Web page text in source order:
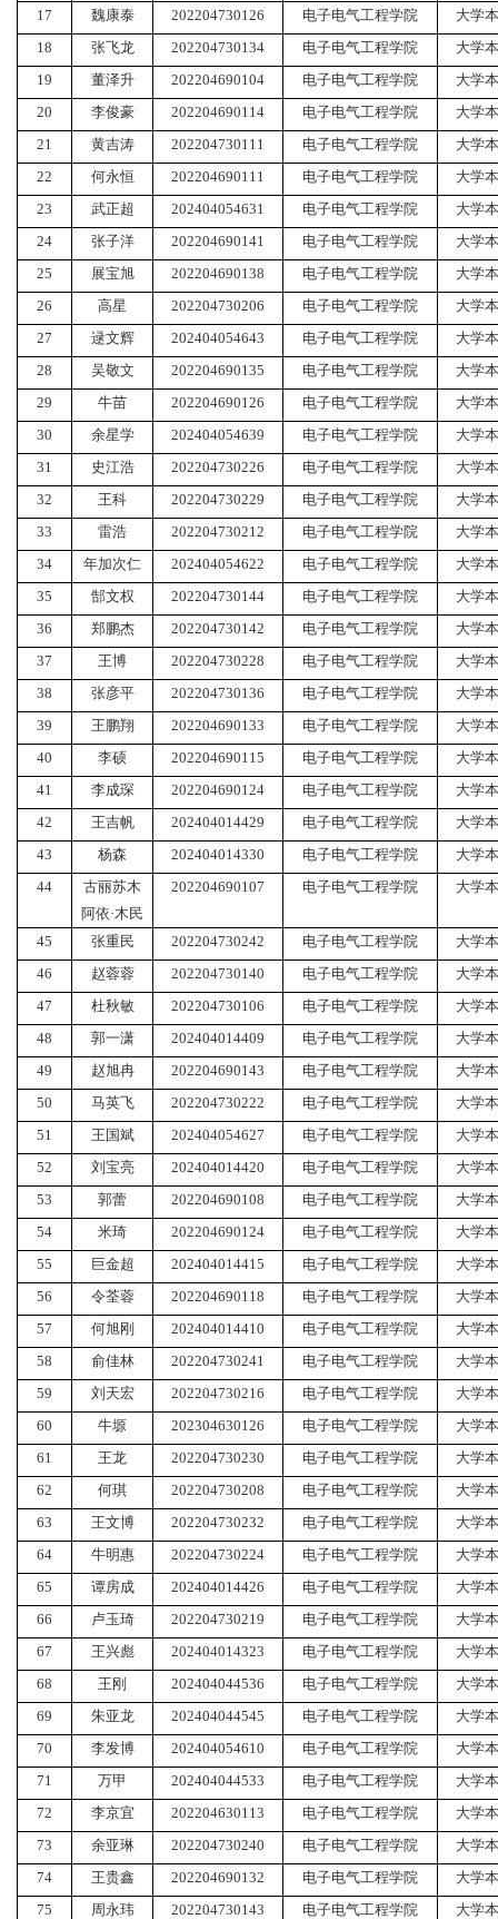
17
魏康泰 202204730126 电子电气工程学院
大学
18
张飞龙 202204730134 电子电气工程学院
大学
19
董泽升 202204690104 电子电气工程学院
大学
20
李俊豪 202204690114 电子电气工程学院
大学
21
黄吉涛 202204730111 电子电气工程学院
大学
22
何永恒 202204690111 电子电气工程学院
大学
23
武正超 202404054631 电子电气工程学院
大学
24
张子洋 202204690141 电子电气工程学院
大学
25
展宝旭 202204690138 电子电气工程学院
大学
26
高星 202204730206 电子电气工程学院
大学
27
逯文辉 202404054643 电子电气工程学院
大学
28
吴敬文 202204690135 电子电气工程学院
大学
29
牛苗 202204690126 电子电气工程学院
大学
30
余星学 202404054639 电子电气工程学院
大学
31
史江浩 202204730226 电子电气工程学院
大学
32
王科 202204730229 电子电气工程学院
大学
33
雷浩 202204730212 电子电气工程学院
大学
34
年加次仁 202404054622 电子电气工程学院
大学
35
郜文权 202204730144 电子电气工程学院
大学
36
郑鹏杰 202204730142 电子电气工程学院
大学
37
王博 202204730228 电子电气工程学院
大学
38
张彦平 202204730136 电子电气工程学院
大学
39
王鹏翔 202204690133 电子电气工程学院
大学
40
李硕 202204690115 电子电气工程学院
大学
41
李成琛 202204690124 电子电气工程学院
大学
42
王吉帆 202404014429 电子电气工程学院
大学
43
杨森 202404014330 电子电气工程学院
大学
44
古丽苏木
阿依·木民
202204690107 电子电气工程学院 大学
45 张重民 202204730242 电子电气工程学院
大学
46
赵蓉蓉 202204730140 电子电气工程学院
大学
47
杜秋敏 202204730106 电子电气工程学院
大学
48
郭一潇 202404014409 电子电气工程学院
大学
49
赵旭冉 202204690143 电子电气工程学院
大学
50
马英飞 202204730222 电子电气工程学院
大学
51
王国斌 202404054627 电子电气工程学院
大学
52
刘宝亮 202404014420 电子电气工程学院
大学
53
郭蕾 202204690108 电子电气工程学院
大学
54
米琦 202204690124 电子电气工程学院
大学
55
巨金超 202404014415 电子电气工程学院
大学
56
令荃蓉 202204690118 电子电气工程学院
大学
57
何旭刚 202404014410 电子电气工程学院
大学
58
俞佳林 202204730241 电子电气工程学院
大学
59
刘天宏 202204730216 电子电气工程学院
大学
60
牛塬 202304630126 电子电气工程学院
大学
61
王龙 202204730230 电子电气工程学院
大学
62
何琪 202204730208 电子电气工程学院
大学
63
王文博 202204730232 电子电气工程学院
大学
64
牛明惠 202204730224 电子电气工程学院
大学
65
谭房成 202404014426 电子电气工程学院
大学
66
卢玉琦 202204730219 电子电气工程学院
大学
67
王兴彪 202404014323 电子电气工程学院
大学
68
王刚 202404044536 电子电气工程学院
大学
69
朱亚龙 202404044545 电子电气工程学院
大学
70
李发博 202404054610 电子电气工程学院
大学
71
万甲 202404044533 电子电气工程学院
大学
72
李京宜 202204630113 电子电气工程学院
大学
73
余亚琳 202204730240 电子电气工程学院
大学
74
王贵鑫 202204690132 电子电气工程学院
大学
75
周永玮 202204730143 电子电气工程学院 大学